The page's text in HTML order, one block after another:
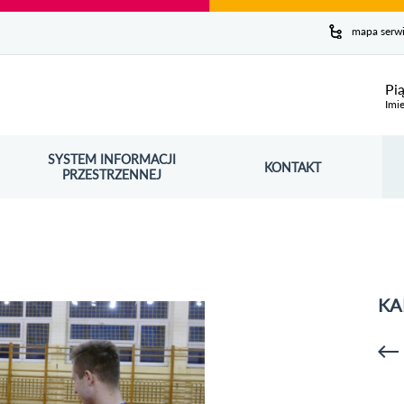
mapa
SYSTEM INFORMACJI
PRZESTRZENNEJ
OTWORZY SIĘ W NOWYM OKNIE KONTAKT